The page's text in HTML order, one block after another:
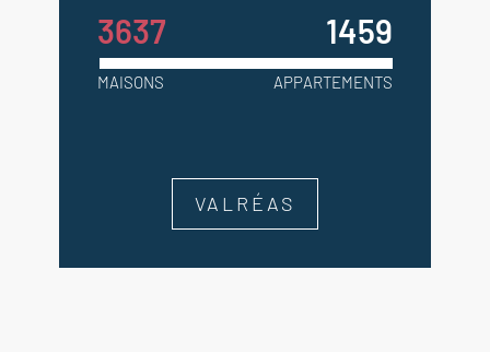
3637 1459
MAISONS APPARTEMENTS
VALRÉAS